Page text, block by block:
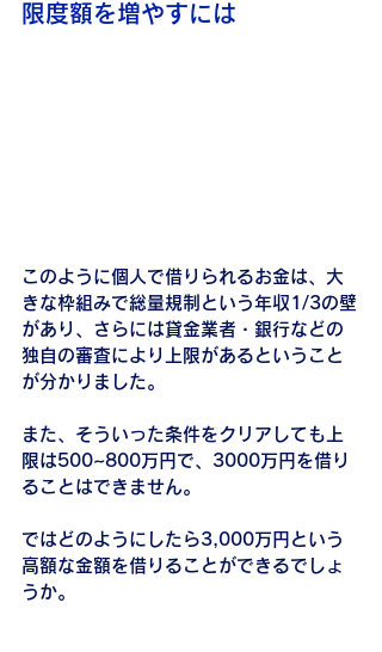
限度額を増やすには
このように個人で借りられるお金は、大
きな枠組みで総量規制という年収1/3の壁
があり、さらには貸金業者・銀行などの
独自の審査により上限があるということ
が分かりました。
また、そういった条件をクリアしても上
限は500~800万円で、3000万円を借り
ることはできません。
ではどのようにしたら3,000万円という
高額な金額を借りることができるでしょ
うか。